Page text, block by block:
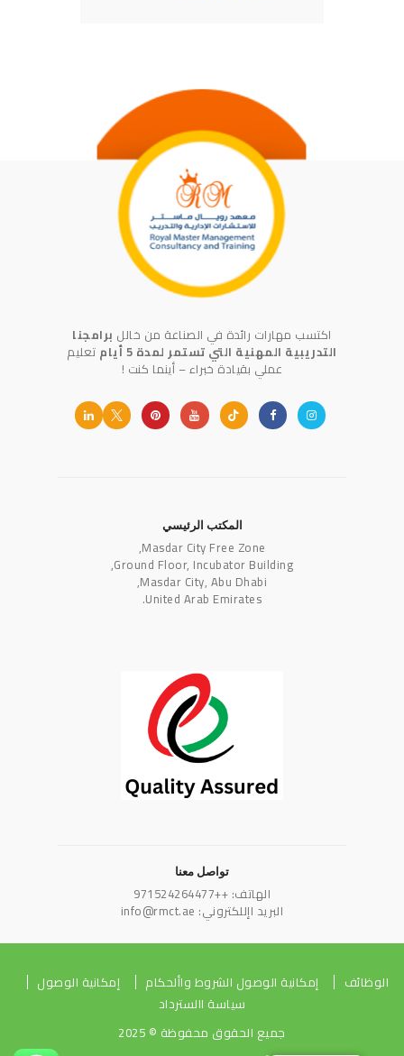
اكتسب مهارات رائدة في الصناعة من خالل برامجنا
التدريبية المهنية التي تستمر لمدة 5 أيام تعليم
عملي بقيادة خبراء – أينما كنت !
المكتب الرئيسي
Masdar City Free Zone,
Ground Floor, Incubator Building,
Masdar City, Abu Dhabi,
United Arab Emirates.
تواصل معنا
الهاتف: ++971524264477
البريد اإللكتروني: info@rmct.ae
الوظائف إمكانية الوصول الشروط واألحكام
إمكانية الوصول
سياسة االسترداد
جميع الحقوق محفوظة © 2025